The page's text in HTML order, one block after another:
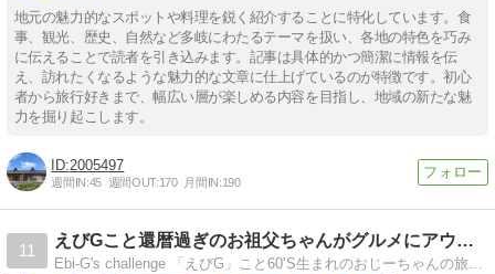
地元の魅力的なスポットや料理を鋭く紹介することに特化しています。食
事、観光、歴史、自然など多岐にわたるテーマを扱い、各地の特色を巧み
に伝えることで読者を引き込みます。記事は具体的かつ簡潔に情報を伝
え、訪れたくなるような魅力的な文章に仕上げているのが特徴です。初心
者から旅行好きまで、幅広い層が楽しめる内容を目指し、地域の新たな魅
力を掘り起こします。
2005497
週間IN:45 週間OUT:170 月間IN:190
11
えびGこと還暦過ぎのお祖父ちゃんがグルメにアウトドア等を紹介
Ebi-G's challenge 「えびG」こと60’S生まれのおじーちゃんの旅にキャンプにグルメとアクティブな生活をブログ風に紹介している個人サイト（ホームページ）です。│Ebi-G's challenge やっちゃえ！えびG